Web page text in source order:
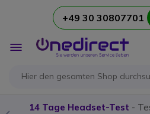
Zum Inhalt springen+49 30 30807701
Navigation
umschalten
14 Tage Headset-Test -